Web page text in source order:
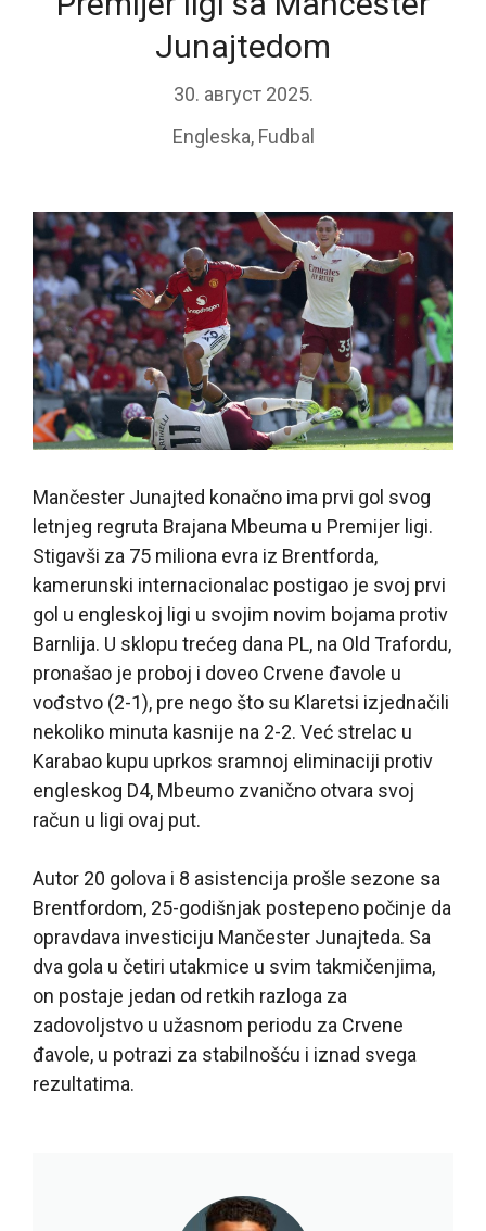
Junajtedom
30. август 2025.
Engleska, Fudbal
Mančester Junajted konačno ima prvi gol svog
letnjeg regruta Brajana Mbeuma u Premijer ligi.
Stigavši za 75 miliona evra iz Brentforda,
kamerunski internacionalac postigao je svoj prvi
gol u engleskoj ligi u svojim novim bojama protiv
Barnlija. U sklopu trećeg dana PL, na Old Trafordu,
pronašao je proboj i doveo Crvene đavole u
vođstvo (2-1), pre nego što su Klaretsi izjednačili
nekoliko minuta kasnije na 2-2. Već strelac u
Karabao kupu uprkos sramnoj eliminaciji protiv
engleskog D4, Mbeumo zvanično otvara svoj
račun u ligi ovaj put.
Autor 20 golova i 8 asistencija prošle sezone sa
Brentfordom, 25-godišnjak postepeno počinje da
opravdava investiciju Mančester Junajteda. Sa
dva gola u četiri utakmice u svim takmičenjima,
on postaje jedan od retkih razloga za
zadovoljstvo u užasnom periodu za Crvene
đavole, u potrazi za stabilnošću i iznad svega
rezultatima.